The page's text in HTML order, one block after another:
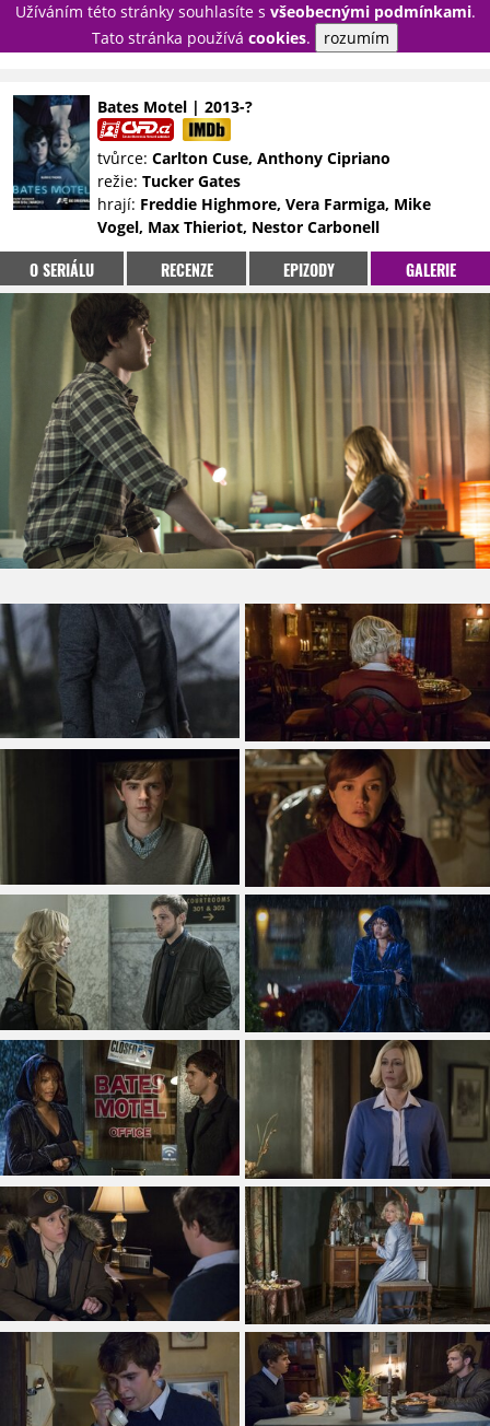
Užíváním této stránky souhlasíte s všeobecnými podmínkami.
Tato stránka používá cookies. rozumím
PŘIHLÁSIT
NOVINKY
TÉMATA
RECENZE
EPIZODY
KULT
TRAILERY
GALERIE
DISKUZE
STATISTIKY
TIRÁŽ
Bates Motel | 2013-?
tvůrce: Carlton Cuse, Anthony Cipriano
režie: Tucker Gates
hrají: Freddie Highmore, Vera Farmiga, Mike
Vogel, Max Thieriot, Nestor Carbonell
O SERIÁLU RECENZE EPIZODY GALERIE